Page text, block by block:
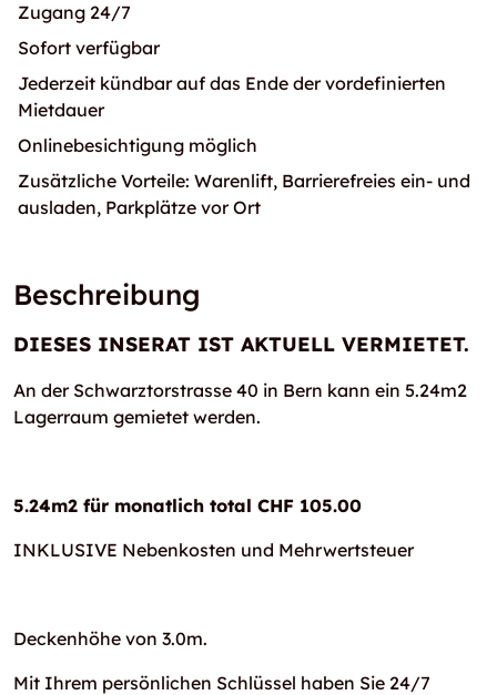
Zugang 24/7
Sofort verfügbar
Jederzeit kündbar auf das Ende der vordefinierten
Mietdauer
Onlinebesichtigung möglich
Zusätzliche Vorteile: Warenlift, Barrierefreies ein- und
ausladen, Parkplätze vor Ort
Beschreibung
DIESES INSERAT IST AKTUELL VERMIETET.
An der Schwarztorstrasse 40 in Bern kann ein 5.24m2
Lagerraum gemietet werden.
5.24m2 für monatlich total CHF 105.00
INKLUSIVE Nebenkosten und Mehrwertsteuer
Deckenhöhe von 3.0m.
Mit Ihrem persönlichen Schlüssel haben Sie 24/7